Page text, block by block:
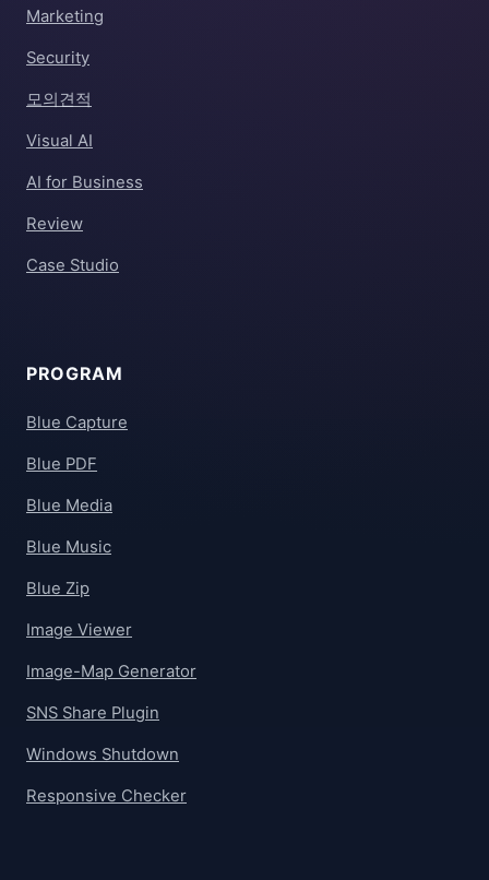
Marketing
Security
모의견적
Visual AI
AI for Business
Review
Case Studio
PROGRAM
Blue Capture
Blue PDF
Blue Media
Blue Music
Blue Zip
Image Viewer
Image-Map Generator
SNS Share Plugin
Windows Shutdown
Responsive Checker